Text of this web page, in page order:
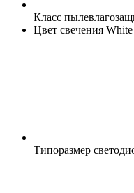
Класс
Цвет свечения
Типоразмер